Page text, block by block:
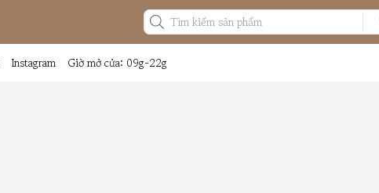
Instagram Giờ mở cửa: 09g-22g